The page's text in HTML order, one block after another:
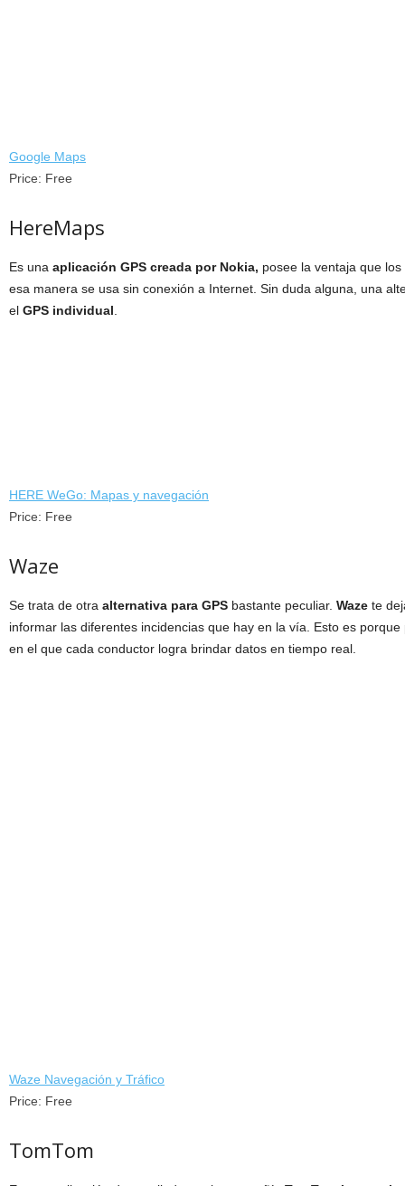
Google Maps
Price: Free
HereMaps
Es una aplicación GPS creada por Nokia, posee la ventaja que
esa manera se usa sin conexión a Internet. Sin duda alguna, una
el GPS individual
HERE WeGo: Mapas y navegación
Price: Free
Waze
Se trata de otra alternativa para GPS bastante peculiar. Waze te
informar las diferentes incidencias que hay en la vía. Esto es
en el que cada conductor logra brindar datos en tiempo real.
Waze Navegación y Tráfico
Price: Free
TomTom